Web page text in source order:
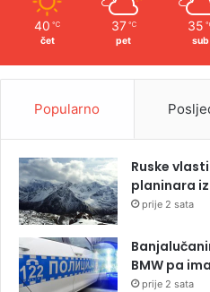
40 ℃
čet
37 ℃
pet
35
sub
Popularno
Ruske
planinara iz
prije 2 sata
BMW pa
prije 2 sata